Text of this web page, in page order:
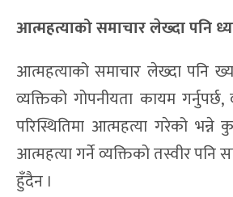
आत्महत्याको समाचार लेख्दा पनि
आत्महत्याको समाचार लेख्दा पनि
व्यक्तिको गोपनीयता कायम
परिस्थितिमा आत्महत्या गरेको
आत्महत्या गर्ने व्यक्तिको तस्वीर पनि
हुँदैन ।